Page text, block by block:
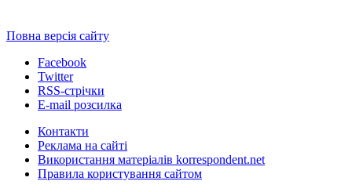
Повна версія сайту
Facebook
Twitter
RSS-стрічки
E-mail розсилка
Контакти
Реклама на сайті
Використання матеріалів korrespondent.net
Правила користування сайтом